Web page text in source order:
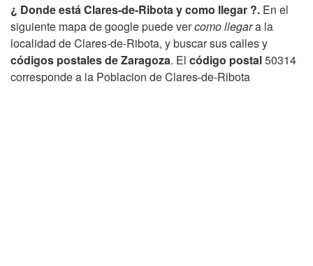
¿ Donde está Clares-de-Ribota y como llegar ?. En el
siguiente mapa de google puede vercomo llegara la
localidad de Clares-de-Ribota, y buscar sus calles y
códigos postales de Zaragoza. El código postal50314
corresponde a la Poblacion de Clares-de-Ribota